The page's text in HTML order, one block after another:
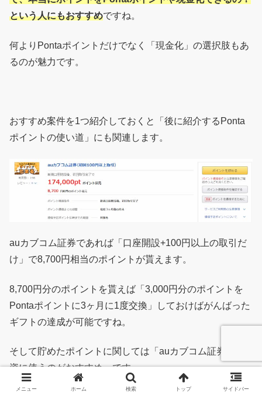
という人にもおすすめですね。
何よりPontaポイントだけでなく「現金化」の選択肢もあ
るのが魅力です。
おすすめ案件を1つ紹介しておくと「後に紹介するPonta
ポイントの使い道」にも関連します。
auカブコム証券であれば「口座開設+100円以上の取引だ
け」で8,700円相当のポイントが貰えます。
8,700円分のポイントを貰えば「3,000円分のポイントを
Pontaポイントに3ヶ月に1度交換」しておけばがんばった
ギフトの達成が可能ですね。
そして貯めたポイントに関しては「auカブコム証券で投
資に使うのがおすすめ」です。
メニュー ホーム 検索 トップ サイドバー